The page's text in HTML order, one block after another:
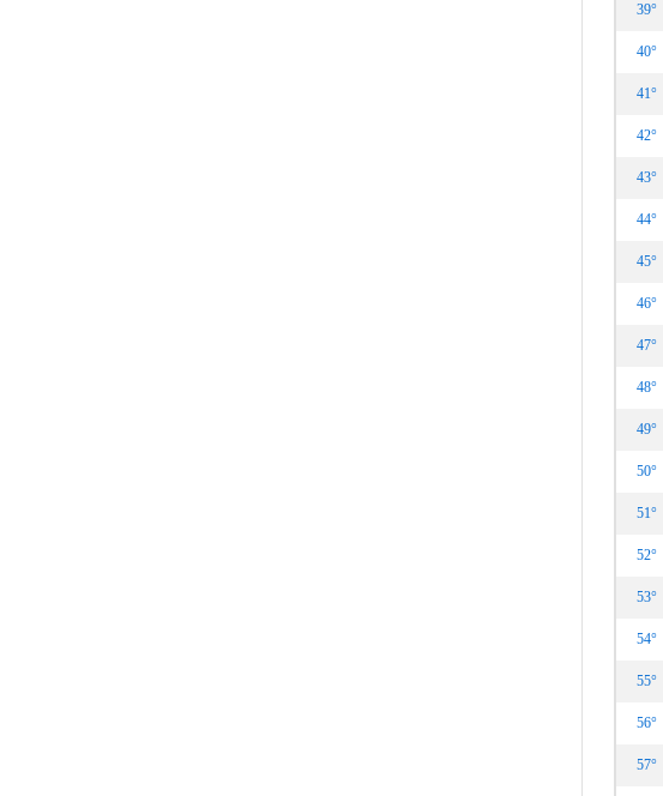
39°
40°
41°
42°
43°
44°
45°
46°
47°
48°
49°
50°
51°
52°
53°
54°
55°
56°
57°